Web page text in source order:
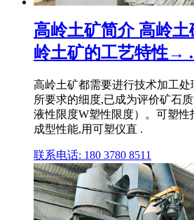
高岭土矿简介 高岭
岭土矿的工艺特性→
高岭土矿都需要进行技术加工
所要求的细度,已成为评价矿石
液性限度W塑性限度）。可塑性
成型性能,用可塑仪直 .
联系电话: 180 3780 8511